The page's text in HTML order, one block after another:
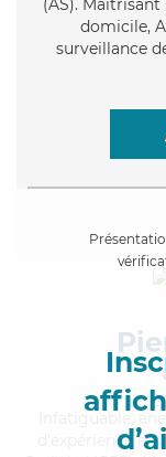
(AS).
domicile,
surveillance
,
d'expérience et